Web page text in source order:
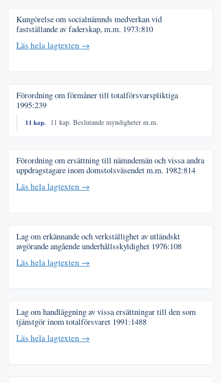
Kungörelse om socialnämnds medverkan vid
fastställande av faderskap, m.m. 1973:810
Läs hela lagtexten →
Förordning om förmåner till totalförsvarspliktiga
1995:239
11 kap. 11 kap. Beslutande myndigheter m.m.
Förordning om ersättning till nämndemän och vissa andra
uppdragstagare inom domstolsväsendet m.m. 1982:814
Läs hela lagtexten →
Lag om erkännande och verkställighet av utländskt
avgörande angående underhållsskyldighet 1976:108
Läs hela lagtexten →
Lag om handläggning av vissa ersättningar till den som
tjänstgör inom totalförsvaret 1991:1488
Läs hela lagtexten →